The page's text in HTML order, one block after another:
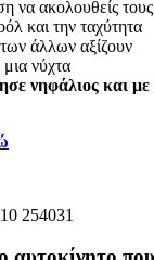
να ακολουθείς τους
και την ταχύτητα
άλλων αξίζουν
νύχτα
νηφάλιος και με
254031